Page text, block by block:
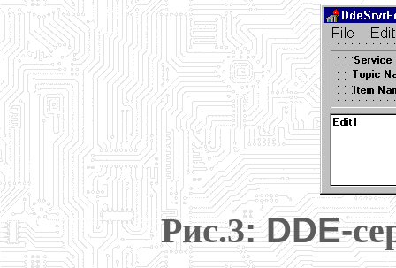
Рис.3: DDE-